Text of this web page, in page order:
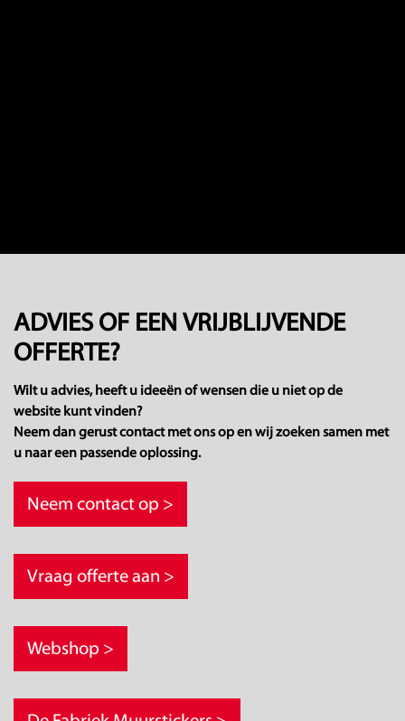
ADVIES OF EEN VRIJBLIJVENDE
OFFERTE?
Wilt u advies, heeft u ideeën of wensen die u niet op de
website kunt vinden?
Neem dan gerust contact met ons op en wij zoeken samen met
u naar een passende oplossing.
Neem contact op >
Vraag offerte aan >
Webshop >